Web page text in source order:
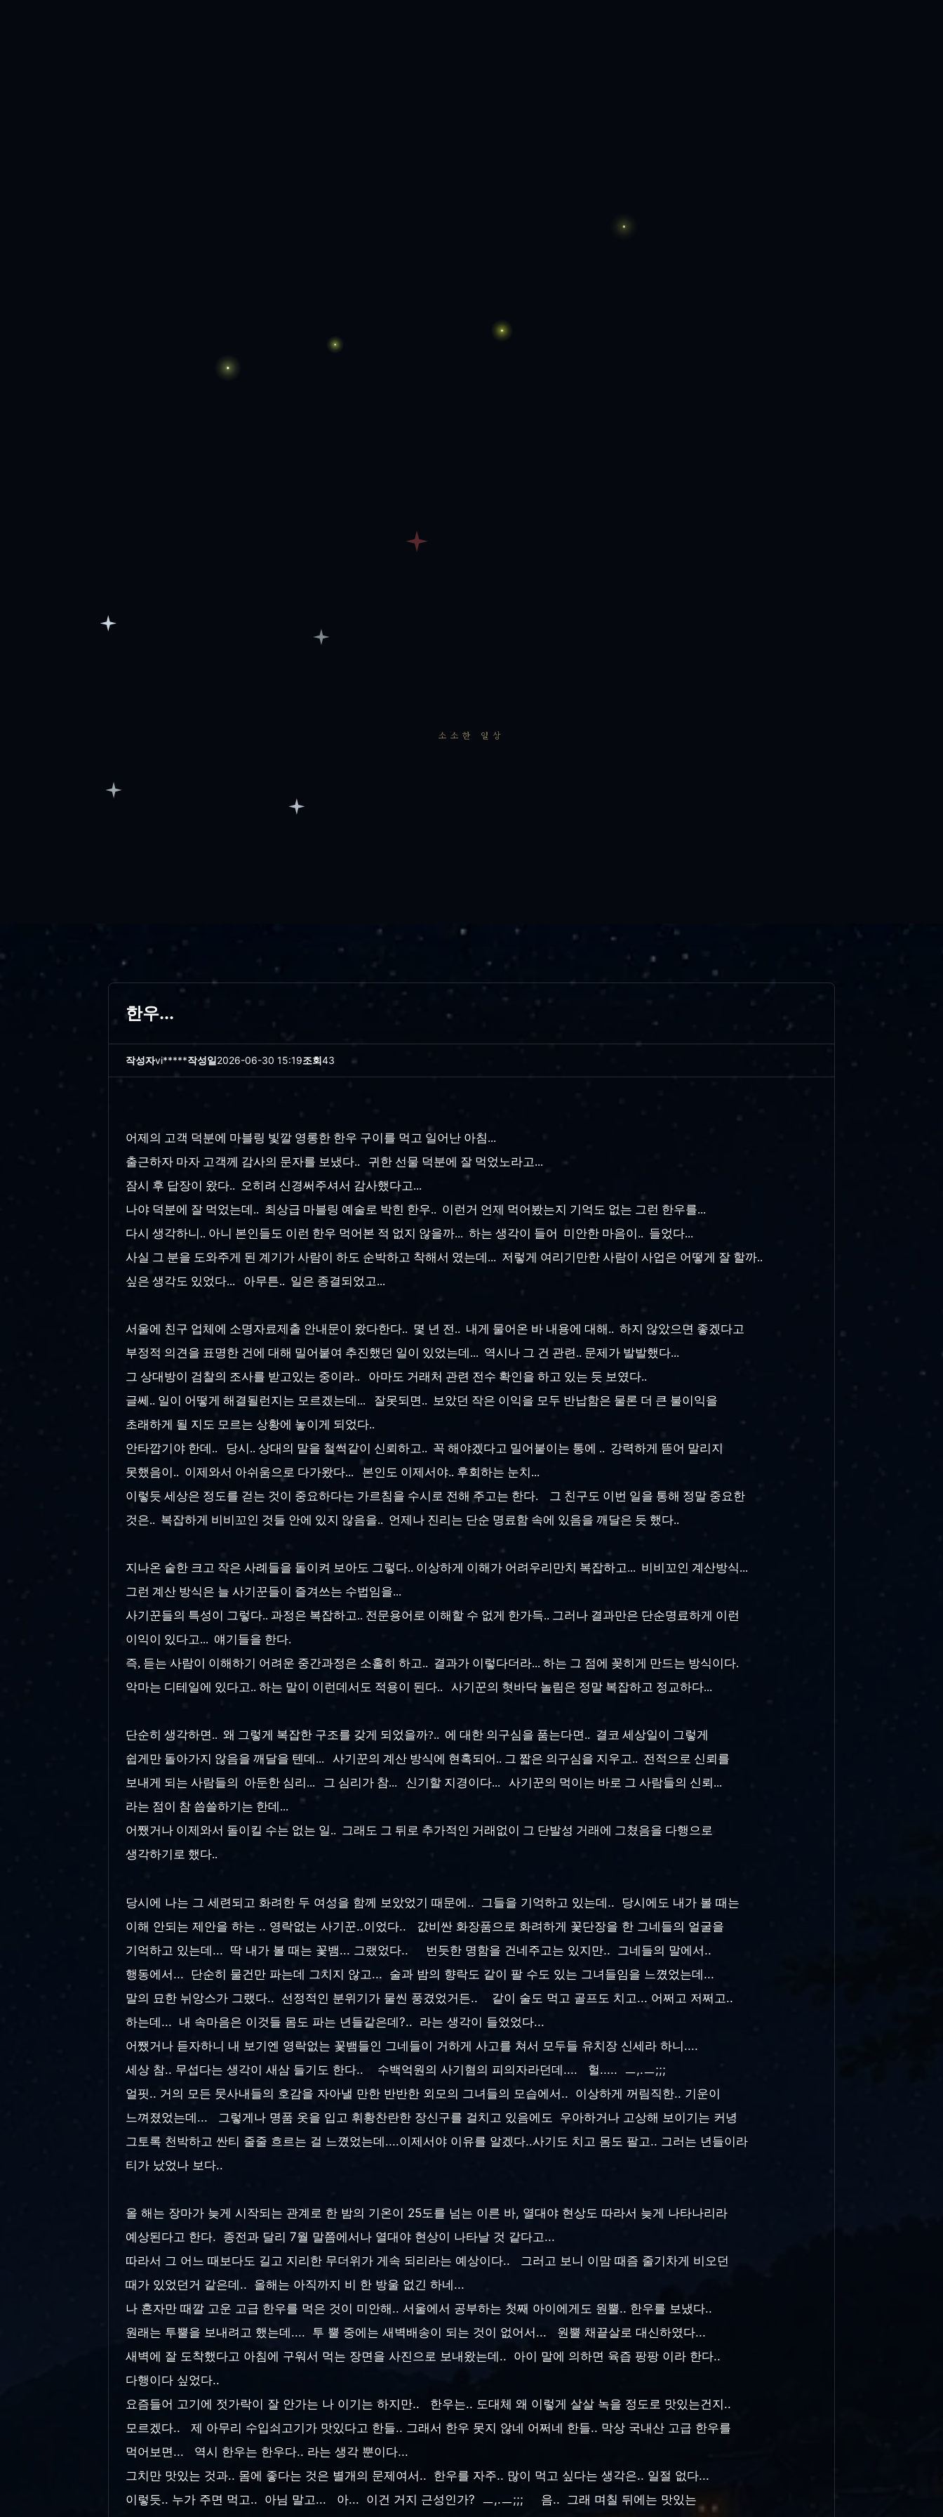
소소한 일상
한우...
작성자vi*****작성일2026-06-30 15:19조회43
어제의 고객 덕분에 마블링 빛깔 영롱한 한우 구이를 먹고 일어난 아침...
출근하자 마자 고객께 감사의 문자를 보냈다.. 귀한 선물 덕분에 잘 먹었노라고...
잠시 후 답장이 왔다.. 오히려 신경써주셔서 감사했다고...
나야 덕분에 잘 먹었는데.. 최상급 마블링 예술로 박힌 한우.. 이런거 언제 먹어봤는지 기억도 없는 그런 한우를...
다시 생각하니.. 아니 본인들도 이런 한우 먹어본 적 없지 않을까... 하는 생각이 들어 미안한 마음이.. 들었다...
사실 그 분을 도와주게 된 계기가 사람이 하도 순박하고 착해서 였는데... 저렇게 여리기만한 사람이 사업은 어떻게 잘 할까..
싶은 생각도 있었다... 아무튼.. 일은 종결되었고...
서울에 친구 업체에 소명자료제출 안내문이 왔다한다.. 몇 년 전.. 내게 물어온 바 내용에 대해.. 하지 않았으면 좋겠다고
부정적 의견을 표명한 건에 대해 밀어붙여 추진했던 일이 있었는데... 역시나 그 건 관련.. 문제가 발발했다...
그 상대방이 검찰의 조사를 받고있는 중이라.. 아마도 거래처 관련 전수 확인을 하고 있는 듯 보였다..
글쎄.. 일이 어떻게 해결될런지는 모르겠는데... 잘못되면.. 보았던 작은 이익을 모두 반납함은 물론 더 큰 불이익을
초래하게 될 지도 모르는 상황에 놓이게 되었다..
안타깝기야 한데.. 당시.. 상대의 말을 철썩같이 신뢰하고.. 꼭 해야겠다고 밀어붙이는 통에 .. 강력하게 뜯어 말리지
못했음이.. 이제와서 아쉬움으로 다가왔다... 본인도 이제서야.. 후회하는 눈치...
이렇듯 세상은 정도를 걷는 것이 중요하다는 가르침을 수시로 전해 주고는 한다. 그 친구도 이번 일을 통해 정말 중요한
것은.. 복잡하게 비비꼬인 것들 안에 있지 않음을.. 언제나 진리는 단순 명료함 속에 있음을 깨달은 듯 했다..
지나온 숱한 크고 작은 사례들을 돌이켜 보아도 그렇다.. 이상하게 이해가 어려우리만치 복잡하고... 비비꼬인 계산방식...
그런 계산 방식은 늘 사기꾼들이 즐겨쓰는 수법임을...
사기꾼들의 특성이 그렇다.. 과정은 복잡하고.. 전문용어로 이해할 수 없게 한가득.. 그러나 결과만은 단순명료하게 이런
이익이 있다고... 얘기들을 한다.
즉, 듣는 사람이 이해하기 어려운 중간과정은 소홀히 하고.. 결과가 이렇다더라... 하는 그 점에 꽂히게 만드는 방식이다.
악마는 디테일에 있다고.. 하는 말이 이런데서도 적용이 된다.. 사기꾼의 혓바닥 놀림은 정말 복잡하고 정교하다...
단순히 생각하면.. 왜 그렇게 복잡한 구조를 갖게 되었을까?.. 에 대한 의구심을 품는다면.. 결코 세상일이 그렇게
쉽게만 돌아가지 않음을 깨달을 텐데... 사기꾼의 계산 방식에 현혹되어.. 그 짧은 의구심을 지우고.. 전적으로 신뢰를
보내게 되는 사람들의 아둔한 심리... 그 심리가 참... 신기할 지경이다... 사기꾼의 먹이는 바로 그 사람들의 신뢰...
라는 점이 참 씁쓸하기는 한데...
어쨌거나 이제와서 돌이킬 수는 없는 일.. 그래도 그 뒤로 추가적인 거래없이 그 단발성 거래에 그쳤음을 다행으로
생각하기로 했다..
당시에 나는 그 세련되고 화려한 두 여성을 함께 보았었기 때문에.. 그들을 기억하고 있는데.. 당시에도 내가 볼 때는
이해 안되는 제안을 하는 .. 영락없는 사기꾼..이었다.. 값비싼 화장품으로 화려하게 꽃단장을 한 그네들의 얼굴을
기억하고 있는데... 딱 내가 볼 때는 꽃뱀... 그랬었다.. 번듯한 명함을 건네주고는 있지만.. 그네들의 말에서..
행동에서... 단순히 물건만 파는데 그치지 않고... 술과 밤의 향락도 같이 팔 수도 있는 그녀들임을 느꼈었는데...
말의 묘한 뉘앙스가 그랬다.. 선정적인 분위기가 물씬 풍겼었거든.. 같이 술도 먹고 골프도 치고... 어쩌고 저쩌고..
하는데... 내 속마음은 이것들 몸도 파는 년들같은데?.. 라는 생각이 들었었다...
어쨌거나 듣자하니 내 보기엔 영락없는 꽃뱀들인 그네들이 거하게 사고를 쳐서 모두들 유치장 신세라 하니....
세상 참.. 무섭다는 생각이 새삼 들기도 한다.. 수백억원의 사기혐의 피의자라던데.... 헐..... ㅡ,.ㅡ;;;
얼핏.. 거의 모든 뭇사내들의 호감을 자아낼 만한 반반한 외모의 그녀들의 모습에서.. 이상하게 꺼림직한.. 기운이
느껴졌었는데... 그렇게나 명품 옷을 입고 휘황찬란한 장신구를 걸치고 있음에도 우아하거나 고상해 보이기는 커녕
그토록 천박하고 싼티 줄줄 흐르는 걸 느꼈었는데....이제서야 이유를 알겠다..사기도 치고 몸도 팔고.. 그러는 년들이라
티가 났었나 보다..
올 해는 장마가 늦게 시작되는 관계로 한 밤의 기온이 25도를 넘는 이른 바, 열대야 현상도 따라서 늦게 나타나리라
예상된다고 한다. 종전과 달리 7월 말쯤에서나 열대야 현상이 나타날 것 같다고...
따라서 그 어느 때보다도 길고 지리한 무더위가 게속 되리라는 예상이다.. 그러고 보니 이맘 때즘 줄기차게 비오던
때가 있었던거 같은데.. 올해는 아직까지 비 한 방울 없긴 하네...
나 혼자만 때깔 고운 고급 한우를 먹은 것이 미안해.. 서울에서 공부하는 첫째 아이에게도 원뿔.. 한우를 보냈다..
원래는 투뿔을 보내려고 했는데.... 투 뿔 중에는 새벽배송이 되는 것이 없어서... 원뿔 채끝살로 대신하였다...
새벽에 잘 도착했다고 아침에 구워서 먹는 장면을 사진으로 보내왔는데.. 아이 말에 의하면 육즙 팡팡 이라 한다..
다행이다 싶었다..
요즘들어 고기에 젓가락이 잘 안가는 나 이기는 하지만.. 한우는.. 도대체 왜 이렇게 살살 녹을 정도로 맛있는건지..
모르겠다.. 제 아무리 수입쇠고기가 맛있다고 한들.. 그래서 한우 못지 않네 어쩌네 한들.. 막상 국내산 고급 한우를
먹어보면... 역시 한우는 한우다.. 라는 생각 뿐이다...
그치만 맛있는 것과.. 몸에 좋다는 것은 별개의 문제여서.. 한우를 자주.. 많이 먹고 싶다는 생각은.. 일절 없다...
이렇듯.. 누가 주면 먹고.. 아님 말고... 아... 이건 거지 근성인가? ㅡ,.ㅡ;;; 음.. 그래 며칠 뒤에는 맛있는